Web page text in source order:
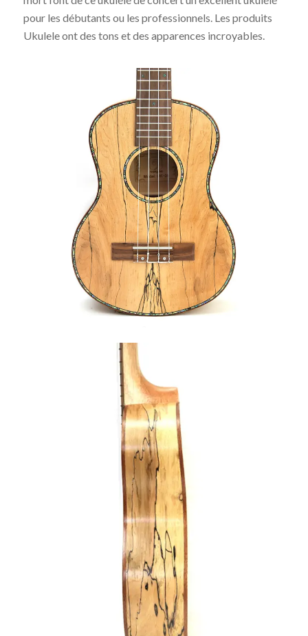
pour les débutants ou les professionnels. Les produits
Ukulele ont des tons et des apparences incroyables.